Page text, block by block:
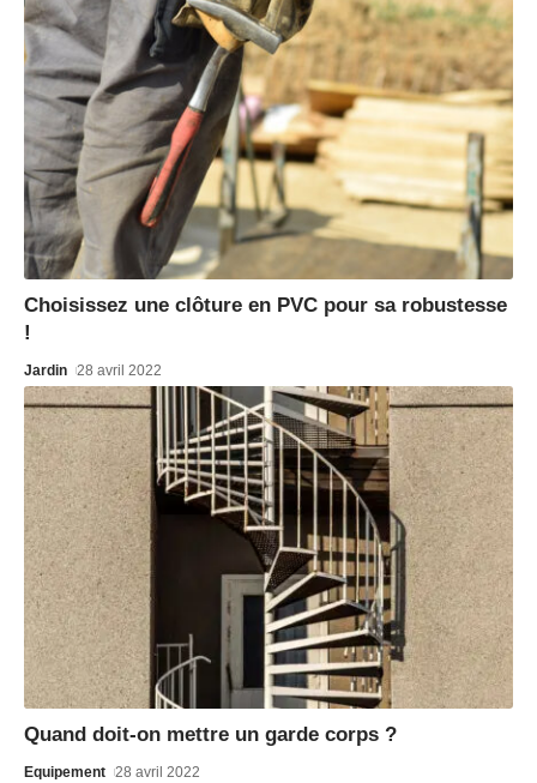
Choisissez une clôture en PVC pour sa robustesse
!
Jardin 28 avril 2022
Quand doit-on mettre un garde corps ?
Equipement 28 avril 2022